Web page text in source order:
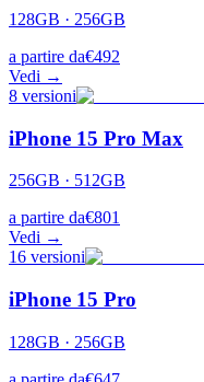
128GB · 256GB
a partire da€492
Vedi →
8 versioni
iPhone 15 Pro Max
256GB · 512GB
a partire da€801
Vedi →
16 versioni
iPhone 15 Pro
128GB · 256GB